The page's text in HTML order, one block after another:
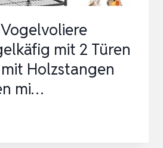
mit 2 Türen
Holzstangen
mi…